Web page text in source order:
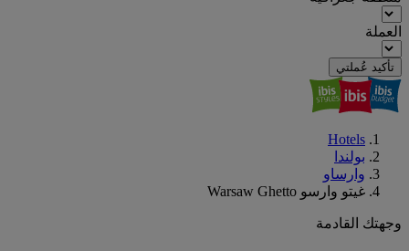
العملة
تأكيد عُملتي
Hotels
بولندا
وارساو
غيتو وارسو Warsaw Ghetto
وجهتك القادمة